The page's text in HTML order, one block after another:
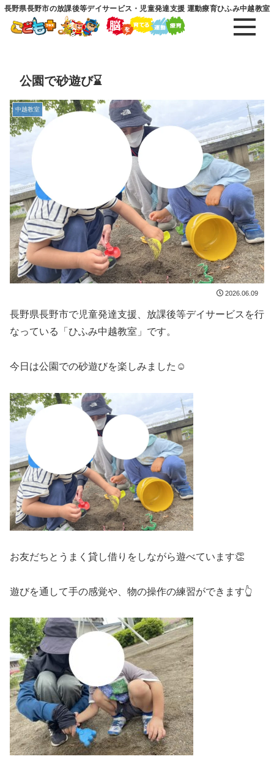
長野県長野市の放課後等デイサービス・児童発達支援 運動療育ひふみ中越教室
公園で砂遊び⌛️
中越教室
2026.06.09
長野県長野市で児童発達支援、放課後等デイサービスを行
なっている「ひふみ中越教室」です。
今日は公園での砂遊びを楽しみました☺️
お友だちとうまく貸し借りをしながら遊べています👏
遊びを通して手の感覚や、物の操作の練習ができます👆️